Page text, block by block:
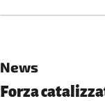
News
Forza